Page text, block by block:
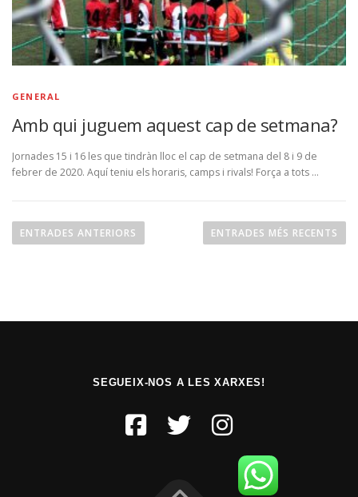
GENERAL
Amb qui juguem aquest cap de setmana?
Jornades 15 i 16 les que tindràn lloc el cap de setmana del 8 i 9 de
febrer de 2020. Aquí teniu els horaris, camps i rivals! Força a tots …
ENTRADES ANTERIORS ENTRADES MÉS RECENTS
SEGUEIX-NOS A LES XARXES!